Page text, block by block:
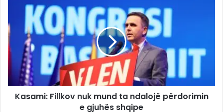
Kasami: Fillkov nuk mund ta ndalojë përdorimin
e gjuhës shqipe